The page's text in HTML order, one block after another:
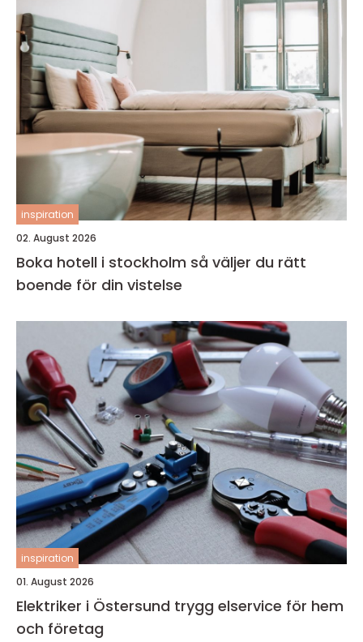
inspiration
02. August 2026
Boka hotell i stockholm så väljer du rätt
boende för din vistelse
inspiration
01. August 2026
Elektriker i Östersund trygg elservice för hem
och företag